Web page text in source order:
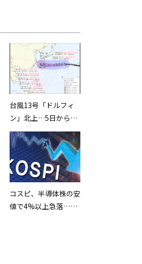
台風13号「ドルフィ
ン」北上…5日から7
日頃にかけて影響が大
きくなる見込み
コスピ、半導体株の安
値で4%以上急落…